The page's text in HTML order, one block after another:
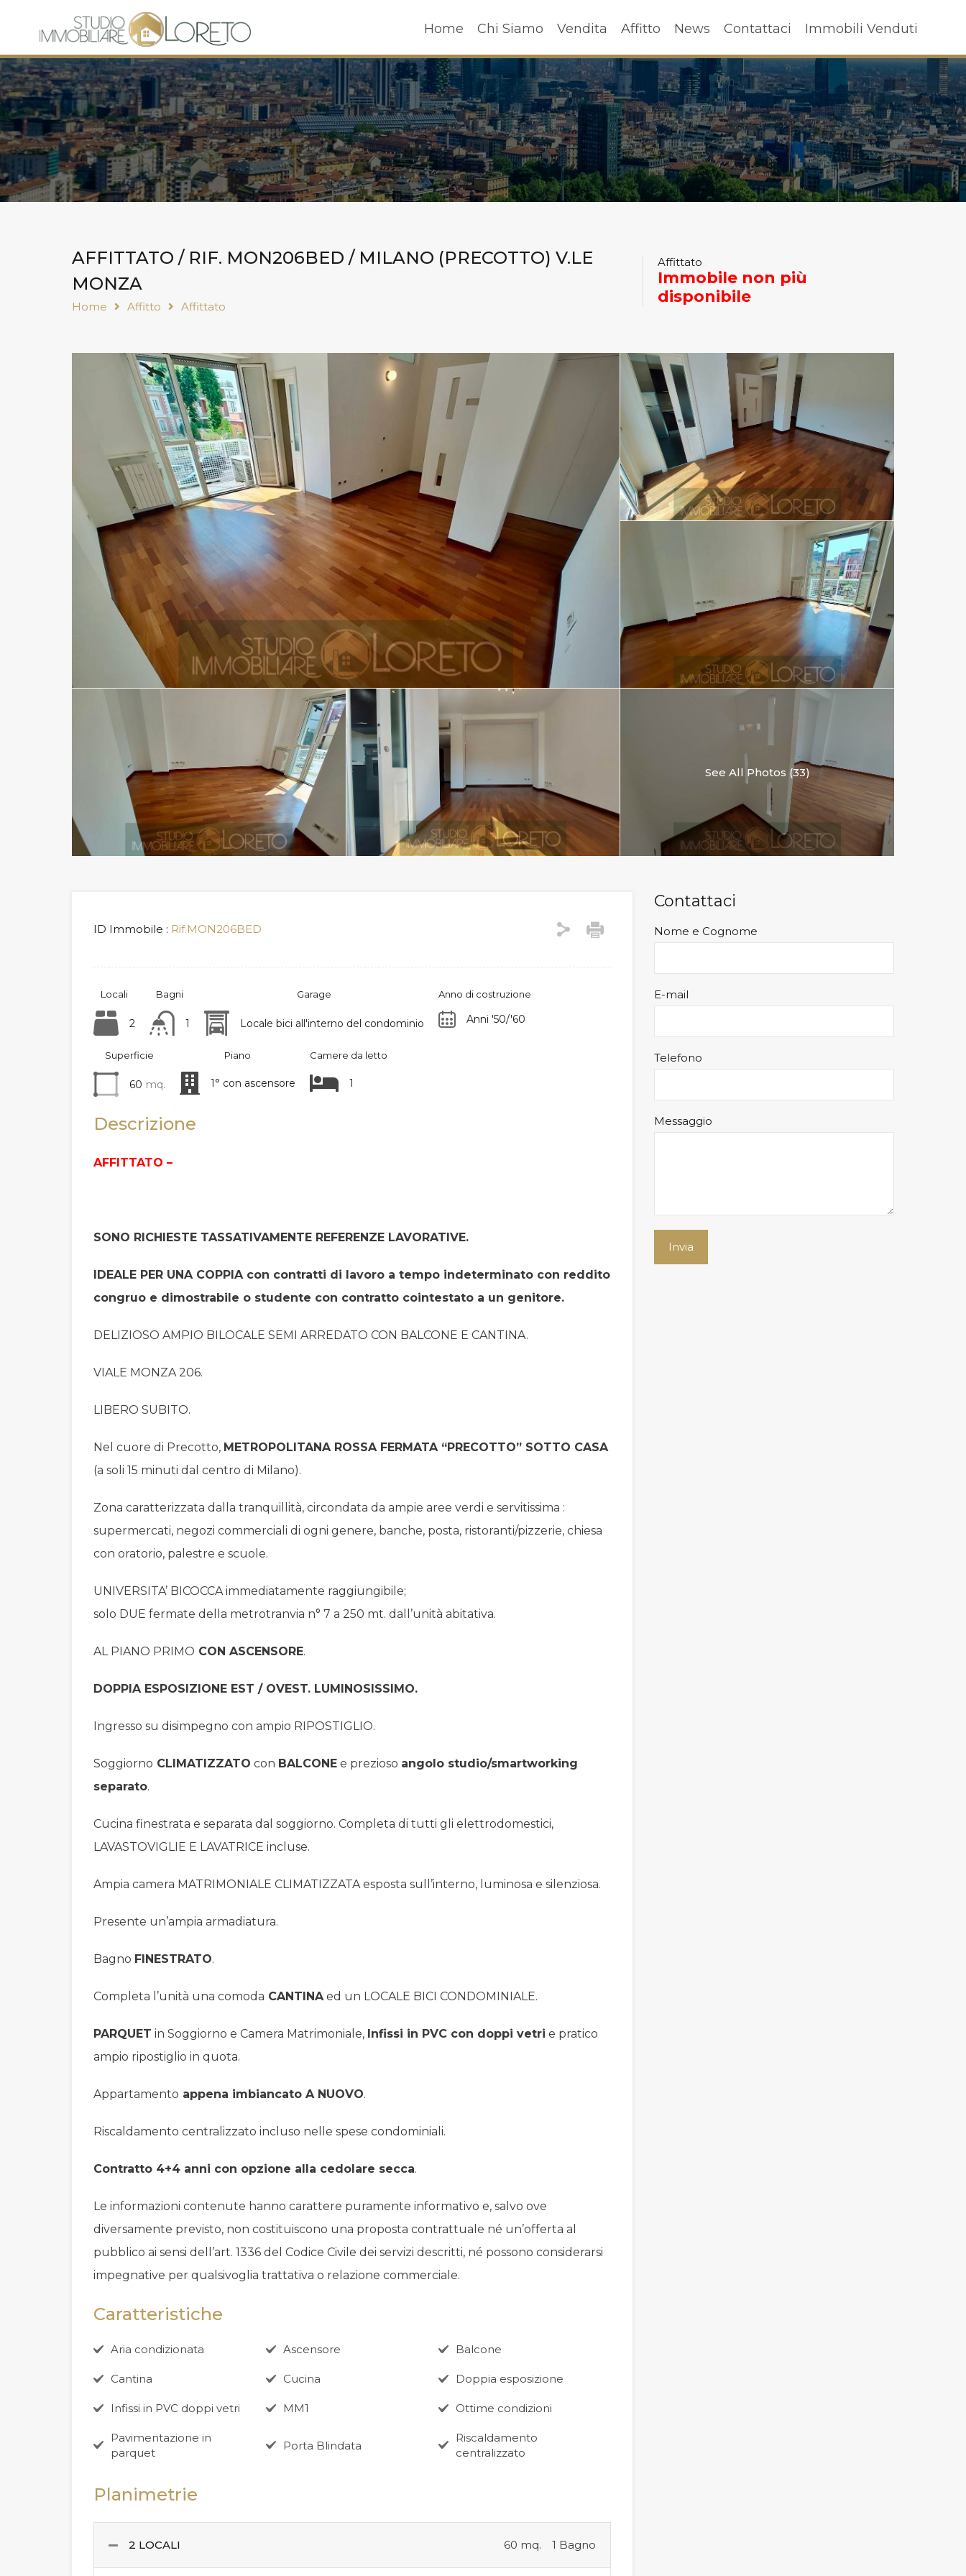
Home Chi Siamo Vendita Affitto News Contattaci Immobili Venduti
Home Chi Siamo Vendita Affitto News Contattaci Immobili Venduti
AFFITTATO / RIF. MON206BED / MILANO (PRECOTTO) V.LE
MONZA
Home Affitto Affittato
Affittato
Immobile non più
disponibile
See All Photos (33)
ID Immobile : Rif.MON206BED
Locali
2
Bagni
1
Garage
Locale bici all'interno del condominio
Anno di costruzione
Anni '50/'60
Superficie
60 mq.
Piano
1° con ascensore
Camere da letto
1
Descrizione
AFFITTATO –
SONO RICHIESTE TASSATIVAMENTE REFERENZE LAVORATIVE.
IDEALE PER UNA COPPIA con contratti di lavoro a tempo indeterminato con reddito
congruo e dimostrabile o studente con contratto cointestato a un genitore.
DELIZIOSO AMPIO BILOCALE SEMI ARREDATO CON BALCONE E CANTINA.
VIALE MONZA 206.
LIBERO SUBITO.
Nel cuore di Precotto, METROPOLITANA ROSSA FERMATA “PRECOTTO” SOTTO CASA
(a soli 15 minuti dal centro di Milano).
Zona caratterizzata dalla tranquillità, circondata da ampie aree verdi e servitissima :
supermercati, negozi commerciali di ogni genere, banche, posta, ristoranti/pizzerie, chiesa
con oratorio, palestre e scuole.
UNIVERSITA’ BICOCCA immediatamente raggiungibile;
solo DUE fermate della metrotranvia n° 7 a 250 mt. dall’unità abitativa.
AL PIANO PRIMO CON ASCENSORE.
DOPPIA ESPOSIZIONE EST / OVEST. LUMINOSISSIMO.
Ingresso su disimpegno con ampio RIPOSTIGLIO.
Soggiorno CLIMATIZZATO con BALCONE e prezioso angolo studio/smartworking
separato.
Cucina finestrata e separata dal soggiorno. Completa di tutti gli elettrodomestici,
LAVASTOVIGLIE E LAVATRICE incluse.
Ampia camera MATRIMONIALE CLIMATIZZATA esposta sull’interno, luminosa e silenziosa.
Presente un’ampia armadiatura.
Bagno FINESTRATO.
Completa l’unità una comoda CANTINAed un LOCALE BICI CONDOMINIALE.
PARQUET in Soggiorno e Camera Matrimoniale, Infissi in PVC con doppi vetri e pratico
ampio ripostiglio in quota.
Appartamento appena imbiancato A NUOVO.
Riscaldamento centralizzato incluso nelle spese condominiali.
Contratto 4+4 anni con opzione alla cedolare secca.
Le informazioni contenute hanno carattere puramente informativo e, salvo ove
diversamente previsto, non costituiscono una proposta contrattuale né un’offerta al
pubblico ai sensi dell’art. 1336 del Codice Civile dei servizi descritti, né possono considerarsi
impegnative per qualsivoglia trattativa o relazione commerciale.
Caratteristiche
Aria condizionata Ascensore Balcone
Cantina Cucina Doppia esposizione
Infissi in PVC doppi vetri MM1 Ottime condizioni
Pavimentazione in
parquet
Porta Blindata
Riscaldamento
centralizzato
Planimetrie
2 LOCALI 60 mq. 1 Bagno
Contattaci
Nome e Cognome
E-mail
Telefono
Messaggio